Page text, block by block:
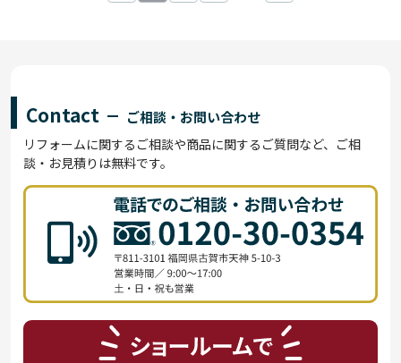
Contact ご相談・お問い合わせ
リフォームに関するご相談や商品に関するご質問など、ご相
談・お見積りは無料です。